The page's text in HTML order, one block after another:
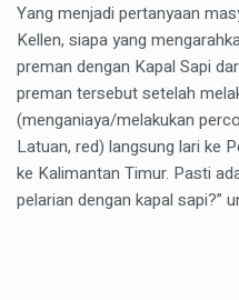
Yang menjadi pertanyaan
Kellen, siapa yang
preman dengan Kapal Sapi
preman tersebut setelah
(menganiaya/melakukan
Latuan, red) langsung lari ke
ke Kalimantan Timur. Pasti
pelarian dengan kapal sapi?”